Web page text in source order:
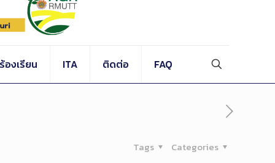
องเรียน ITA ติดต่อ FAQ
Categories
Tags